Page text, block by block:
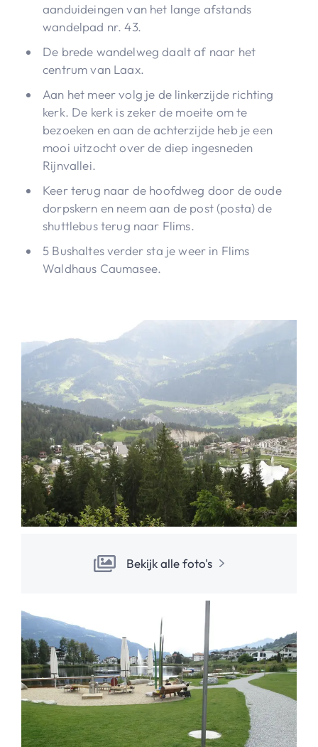
aanduideingen van het lange afstands
wandelpad nr. 43.
De brede wandelweg daalt af naar het
centrum van Laax.
Aan het meer volg je de linkerzijde richting
kerk. De kerk is zeker de moeite om te
bezoeken en aan de achterzijde heb je een
mooi uitzocht over de diep ingesneden
Rijnvallei.
Keer terug naar de hoofdweg door de oude
dorpskern en neem aan de post (posta) de
shuttlebus terug naar Flims.
5 Bushaltes verder sta je weer in Flims
Waldhaus Caumasee.
Bekijk alle foto's